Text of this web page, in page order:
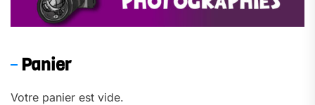
Panier
Votre panier est vide.